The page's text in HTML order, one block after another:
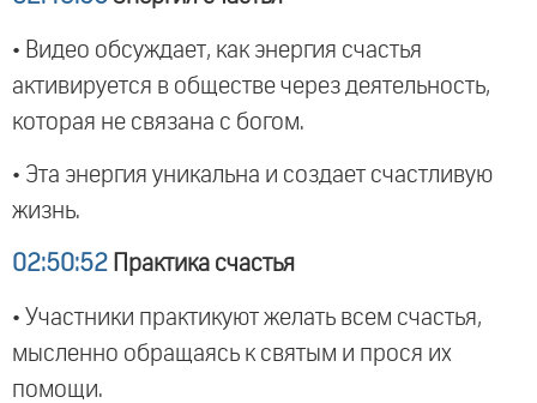
• Видео обсуждает, как энергия счастья
активируется в обществе через деятельность,
которая не связана с богом.
• Эта энергия уникальна и создает счастливую
жизнь.
02:50:52 Практика счастья
• Участники практикуют желать всем счастья,
мысленно обращаясь к святым и прося их
помощи.